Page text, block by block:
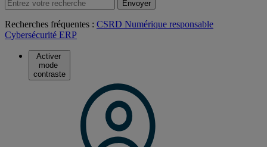
Envoyer
Recherches fréquentes : CSRD Numérique responsable
Cybersécurité ERP
Activer
mode
contraste